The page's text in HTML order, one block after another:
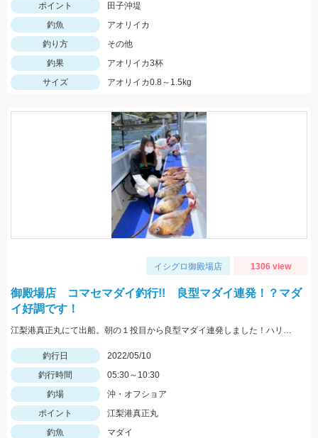
ポイント
田子沖堤
釣魚
アオリイカ
釣り方
その他
釣果
アオリイカ3杯
サイズ
アオリイカ0.8～1.5kg
イシグロ御殿場店 1306 view
御殿場店 コマセマダイ釣行!! 良型マダイ連発！？マダ
イ好調です！
江梨港真正丸にて出船。朝の１投目から良型マダイ連発しました！ハリスは4号10ｍを使用。針はチヌ針３号でひかり玉レッド2号を使いました！
釣行日
2022/05/10
釣行時間
05:30～10:30
釣場
沖・オフショア
ポイント
江梨港真正丸
釣魚
マダイ